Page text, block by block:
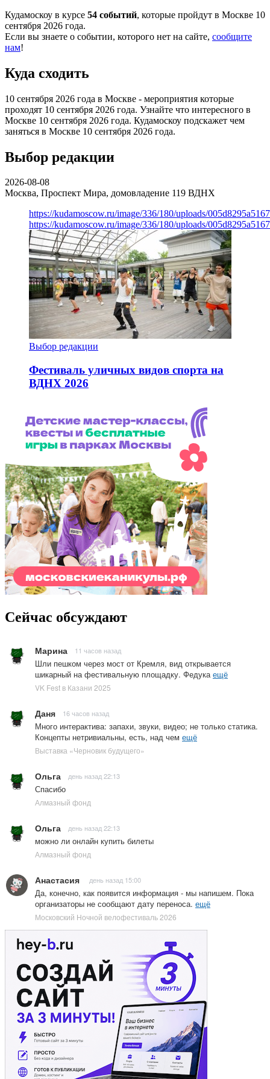
Кудамоскоу в курсе 54 событий, которые пройдут в Москве 10
сентября 2026 года.
Если вы знаете о событии, которого нет на сайте, сообщите
нам!
Куда сходить
10 сентября 2026 года в Москве - мероприятия которые
проходят 10 сентября 2026 года. Узнайте что интересного в
Москве 10 сентября 2026 года. Кудамоскоу подскажет чем
заняться в Москве 10 сентября 2026 года.
Выбор редакции
2026-08-08
Москва, Проспект Мира, домовладение 119 ВДНХ
https://kudamoscow.ru/image/336/180/uploads/
https://kudamoscow.ru/image/336/180/uploads/
Выбор редакции
Фестиваль уличных видов спорта на
ВДНХ 2026
Сейчас обсуждают
Марина 11 часов назад
Шли пешком через мост от Кремля, вид открывается
шикарный на фестивальную площадку. Федука ещё
VK Fest в Казани 2025
Даня 16 часов назад
Много интерактива: запахи, звуки, видео; не только статика.
Концепты нетривиальны, есть, над чем ещё
Выставка «Черновик будущего»
Ольга день назад 22:13
Спасибо
Алмазный фонд
Ольга день назад 22:13
можно ли онлайн купить билеты
Алмазный фонд
Анастасия день назад 15:00
Да, конечно, как появится информация - мы напишем. Пока
организаторы не сообщают дату переноса. ещё
Московский Ночной велофестиваль 2026